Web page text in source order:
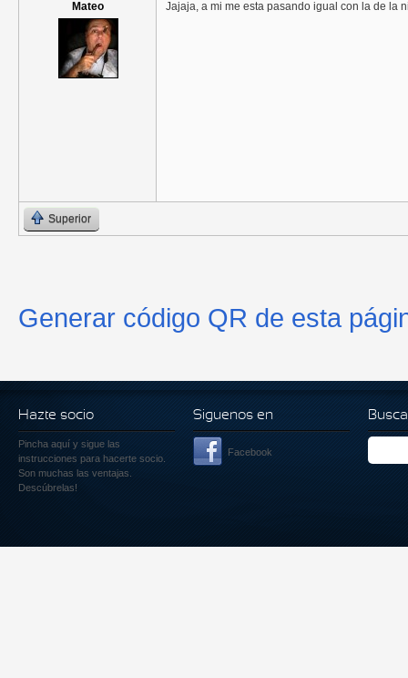
Mateo
Jajaja, a mi me esta pasando igual con la de la
Superior
Generar código QR de esta
Hazte socio
Pincha aquí y sigue las
instrucciones para hacerte socio.
Son muchas las ventajas.
Descúbrelas!
Siguenos en
Facebook